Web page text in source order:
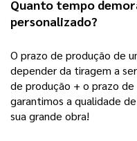
Quanto tempo
personalizado?
O prazo de produção de
depender da tiragem a
de produção + o prazo
garantimos a qualidade
sua grande obra!